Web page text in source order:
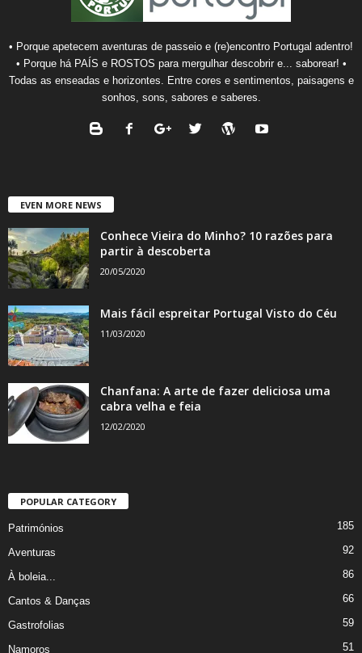
• Porque apetecem aventuras de passeio e (re)encontro Portugal adentro!
• Porque há PAÍS e ROSTOS para mergulhar descobrir e... saborear! •
Todas as enseadas e horizontes. Entre cores e sentimentos, paisagens e
sonhos, sons, sabores e saberes.
EVEN MORE NEWS
Conhece Vieira do Minho? 10 razões para
partir à descoberta
20/05/2020
Mais fácil espreitar Portugal Visto do Céu
11/03/2020
Chanfana: A arte de fazer deliciosa uma
cabra velha e feia
12/02/2020
POPULAR CATEGORY
Patrimónios 185
Aventuras 92
À boleia... 86
Cantos & Danças 66
Gastrofolias 59
Namoros 51